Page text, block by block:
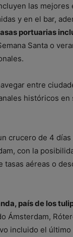
las
y en el bar,
portuarias
Santa o
entre
históricos en
crucero de 4
con la
tasas aéreas o
país de los
Ámsterdam,
incluido el último